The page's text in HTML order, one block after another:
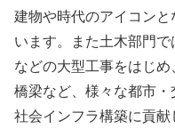
建物や時代のアイコン
います。また土木部門
などの大型工事をはじめ
橋梁など、様々な都市
社会インフラ構築に貢献